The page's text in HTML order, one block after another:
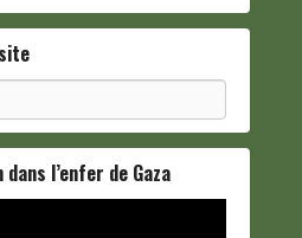
l’enfer de Gaza